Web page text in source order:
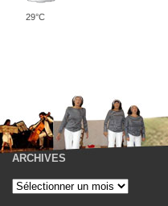
29°C
ARCHIVES
Archives